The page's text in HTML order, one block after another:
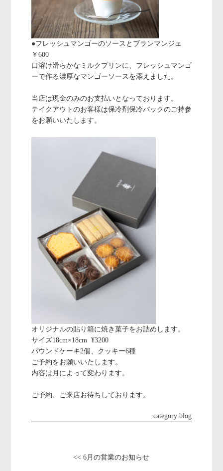
●フレッシュマンゴーのソースとブランマンジェ
￥600
口溶け滑らかなミルクプリンに、フレッシュマンゴ
ーで作る濃厚なマンゴーソースを添えました。
当店は現金のみのお支払いとなっております。
テイクアウトのお客様は保冷剤保冷バックのご持参
をお願いいたします。
オリジナルの貼り箱に焼き菓子をお詰めします。
サイズ18cm×18cm ¥3200
パウンドケーキ2個、クッキー6種
ご予約をお願いいたします。
内容は月によって変わります。
ご予約、ご来店お待ちしております。
category:blog
<< 6月の営業のお知らせ